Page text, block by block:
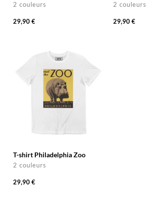
2 couleurs
29,90 €
2 couleurs
29,90 €
T-shirt Philadelphia Zoo
2 couleurs
29,90 €